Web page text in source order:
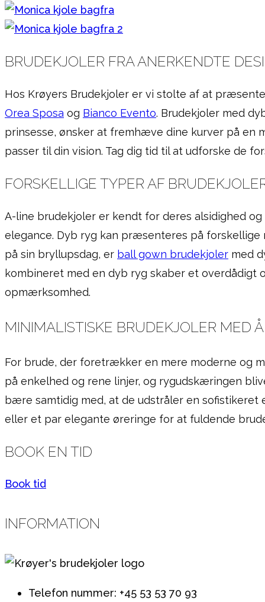
BRUDEKJOLER FRA ANERKENDTE
Hos Krøyers Brudekjoler er vi stolte af at
Orea Sposa og Bianco Evento. Brudekjoler med
prinsesse, ønsker at fremhæve dine kurver på en
passer til din vision. Tag dig tid til at udforske de
FORSKELLIGE TYPER AF
A-line brudekjoler er kendt for deres alsidighed
elegance. Dyb ryg kan præsenteres på forskellige
på sin bryllupsdag, er ball gown brudekjoler med
kombineret med en dyb ryg skaber et overdådigt
opmærksomhed.
MINIMALISTISKE BRUDEKJOLER MED
For brude, der foretrækker en mere moderne og
på enkelhed og rene linjer, og rygudskæringen
bære samtidig med, at de udstråler en sofistikeret
eller et par elegante øreringe for at fuldende
BOOK EN TID
Book tid
INFORMATION
Telefon nummer: +45 53 53 70 93